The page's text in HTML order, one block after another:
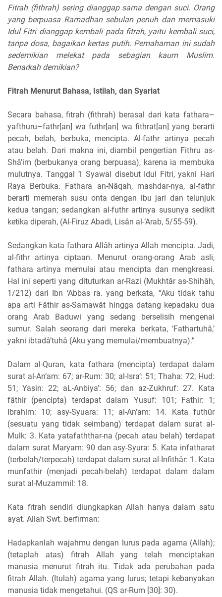
Fitrah (fithrah) sering dianggap sama dengan suci. Orang
yang berpuasa Ramadhan sebulan penuh dan memasuki
Idul Fitri dianggap kembali pada fitrah, yaitu kembali suci,
tanpa dosa, bagaikan kertas putih. Pemahaman ini sudah
sedemikian melekat pada sebagian kaum Muslim.
Benarkah demikian?
Fitrah Menurut Bahasa, Istilah, dan Syariat
Secara bahasa, fitrah (fithrah) berasal dari kata fathara–
yafthuru–fathr[an] wa futhr[an] wa fithrat[an] yang berarti
pecah, belah, berbuka, mencipta. Al-fathr artinya pecah
atau belah. Dari makna ini, diambil pengertian Fithru as-
Shâ’im (berbukanya orang berpuasa), karena ia membuka
mulutnya. Tanggal 1 Syawal disebut Idul Fitri, yakni Hari
Raya Berbuka. Fathara an-Nâqah, mashdar-nya, al-fathr
berarti memerah susu onta dengan ibu jari dan telunjuk
kedua tangan; sedangkan al-futhr artinya susunya sedikit
ketika diperah, (Al-Firuz Abadi, Lisân al-‘Arab, 5/55-59).
Sedangkan kata fathara Allâh artinya Allah mencipta. Jadi,
al-fithr artinya ciptaan. Menurut orang-orang Arab asli,
fathara artinya memulai atau mencipta dan mengkreasi.
Hal ini seperti yang dituturkan ar-Razi (Mukhtâr as-Shihâh,
1/212) dari Ibn ‘Abbas ra. yang berkata, “Aku tidak tahu
apa arti Fâthir as-Samawât hingga datang kepadaku dua
orang Arab Baduwi yang sedang berselisih mengenai
sumur. Salah seorang dari mereka berkata, ‘Fathartuhâ,’
yakni ibtadâ’tuhâ (Aku yang memulai/membuatnya).”
Dalam al-Quran, kata fathara (mencipta) terdapat dalam
surat al-An‘am: 67; ar-Rum: 30; al-Isra’: 51; Thaha: 72; Hud:
51; Yasin: 22; aL-Anbiya’: 56; dan az-Zukhruf: 27. Kata
fâthir (pencipta) terdapat dalam Yusuf: 101; Fathir: 1;
Ibrahim: 10; asy-Syuara: 11; al-An’am: 14. Kata futhûr
(sesuatu yang tidak seimbang) terdapat dalam surat al-
Mulk: 3. Kata yatafaththar-na (pecah atau belah) terdapat
dalam surat Maryam: 90 dan asy-Syura: 5. Kata infatharat
(terbelah/terpecah) terdapat dalam surat al-Infithâr: 1. Kata
munfathir (menjadi pecah-belah) terdapat dalam dalam
surat al-Muzammil: 18.
Kata fitrah sendiri diungkapkan Allah hanya dalam satu
ayat. Allah Swt. berfirman:
Hadapkanlah wajahmu dengan lurus pada agama (Allah);
(tetaplah atas) fitrah Allah yang telah menciptakan
manusia menurut fitrah itu. Tidak ada perubahan pada
fitrah Allah. (Itulah) agama yang lurus; tetapi kebanyakan
manusia tidak mengetahui. (QS ar-Rum [30]: 30).